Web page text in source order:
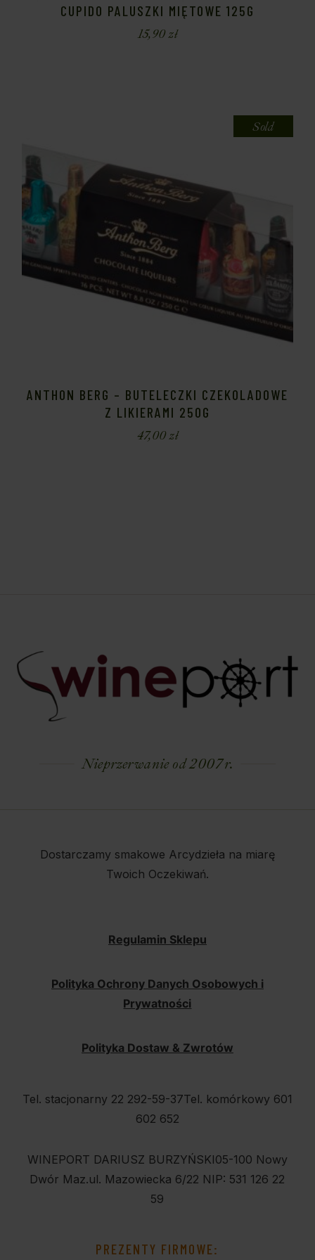
CUPIDO PALUSZKI MIĘTOWE 125G
15,90zł
Sold
ANTHON BERG – BUTELECZKI CZEKOLADOWE
Z LIKIERAMI 250G
47,00zł
Nieprzerwanie od 2007 r.
Dostarczamy smakowe Arcydzieła na miarę
Twoich Oczekiwań.
Regulamin Sklepu
Polityka Ochrony Danych Osobowych i
Prywatności
Polityka Dostaw & Zwrotów
Tel. stacjonarny 22 292-59-37Tel. komórkowy 601
602 652
WINEPORT DARIUSZ BURZYŃSKI05-100 Nowy
Dwór Maz.ul. Mazowiecka 6/22 NIP: 531 126 22
59
PREZENTY FIRMOWE: